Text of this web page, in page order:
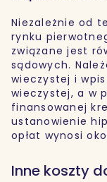
Niezależnie od
rynku
związane jest
sądowych.
wieczystej i
wieczystej, a w
finansowanej
ustanowienie
opłat wynosi
Inne koszty